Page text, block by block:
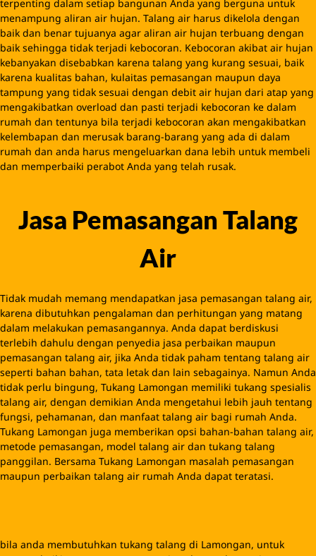
Air
Tidak mudah memang mendapatkan jasa pemasangan talang air,
karena dibutuhkan pengalaman dan perhitungan yang matang
dalam melakukan pemasangannya. Anda dapat berdiskusi
terlebih dahulu dengan penyedia jasa perbaikan maupun
pemasangan talang air, jika Anda tidak paham tentang talang air
seperti bahan bahan, tata letak dan lain sebagainya. Namun Anda
tidak perlu bingung, Tukang Lamongan memiliki tukang spesialis
talang air, dengan demikian Anda mengetahui lebih jauh tentang
metode pemasangan, model talang air dan tukang talang
panggilan. Bersama Tukang Lamongan masalah pemasangan
bila anda membutuhkan tukang talang di Lamongan, untuk
memperbaiki, memasang, menservis, talang saluran air atap
rumah, tentu di awal anda dapat mencarinya di tempat-tempat
dan lokasi terdekat disekitar rumah anda.
tukang pasang talang air, biasanya tergolong spesialis di jasa
perbaikan atap dan plafon yang meliputi, tukang patri talang,
tukang talang cor, pasang talang galvalum, atap baja ringan,
tukang pasang dan perbaikan genteng dan genteng wuwung
yang pada intinya tukang spesialis atap itu memperbaiki
permasalahan/masalah dan pasang seputar atap.
Biaya perbaikan atau pemasangan atap juga sangat fariatif dan
dalam layanan, terutama dengan kwalitasnya.